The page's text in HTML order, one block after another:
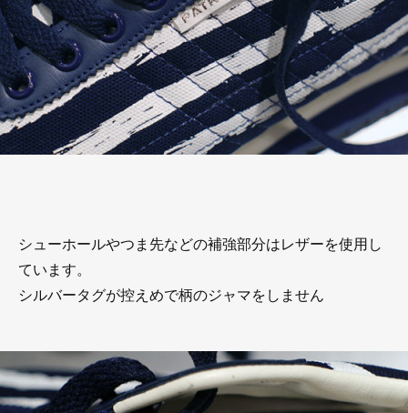
シューホールやつま先などの補強部分はレザーを使用し
ています。
シルバータグが控えめで柄のジャマをしません